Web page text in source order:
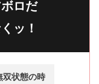
ロだ
ッ！
双状態の時